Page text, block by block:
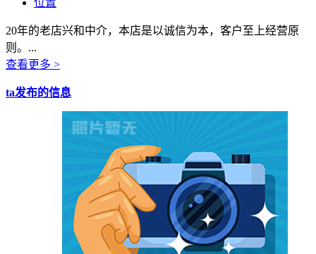
位置
20年的老店兴和中介，本店是以诚信为本，客户至上经营原
则。...
查看更多 >
ta发布的信息